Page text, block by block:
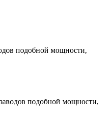
подобной мощности,
подобной мощности,